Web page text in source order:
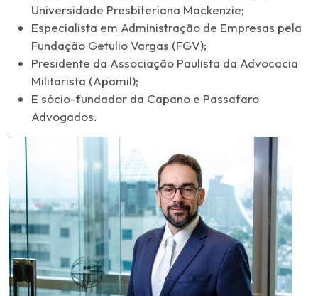
Universidade Presbiteriana Mackenzie;
Especialista em Administração de Empresas pela
Fundação Getulio Vargas (FGV);
Presidente da Associação Paulista da Advocacia
Militarista (Apamil);
E sócio-fundador da Capano e Passafaro
Advogados.